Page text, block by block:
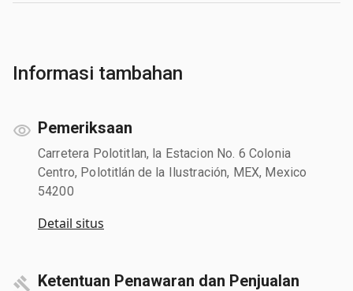
Informasi tambahan
Pemeriksaan
Carretera Polotitlan, la Estacion No. 6 Colonia
Centro, Polotitlán de la Ilustración, MEX, Mexico
54200
Detail situs
Ketentuan Penawaran dan Penjualan